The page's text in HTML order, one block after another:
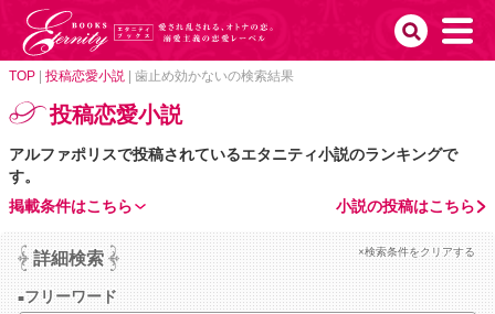
TOP 投稿恋愛小説 歯止め効かないの検索結果
投稿恋愛小説
アルファポリスで投稿されているエタニティ小説のランキングで
す。
小説の投稿はこちら
掲載条件はこちら
詳細検索 ×検索条件をクリアする
フリーワード